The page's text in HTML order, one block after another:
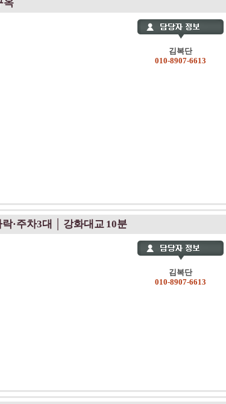
옥
김복단
010-8907-6613
·주차3대 │ 강화대교 10분
김복단
010-8907-6613